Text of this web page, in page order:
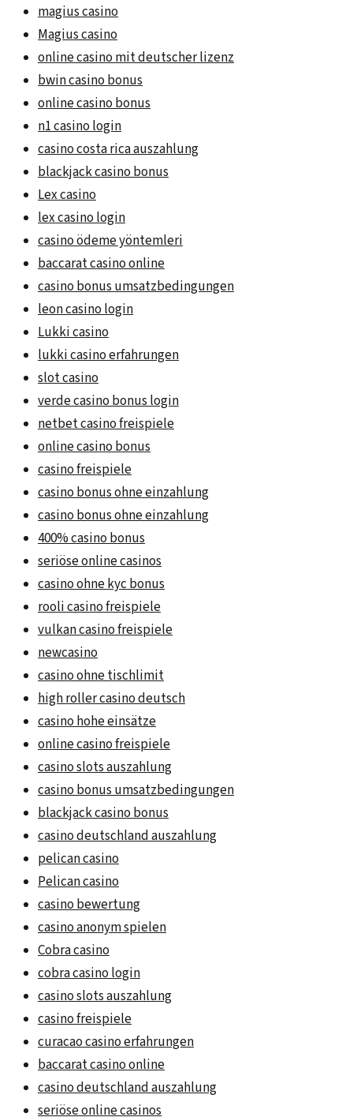
magius casino
Magius casino
online casino mit deutscher lizenz
bwin casino bonus
online casino bonus
n1 casino login
casino costa rica auszahlung
blackjack casino bonus
Lex casino
lex casino login
casino ödeme yöntemleri
baccarat casino online
casino bonus umsatzbedingungen
leon casino login
Lukki casino
lukki casino erfahrungen
slot casino
verde casino bonus login
netbet casino freispiele
online casino bonus
casino freispiele
casino bonus ohne einzahlung
casino bonus ohne einzahlung
400% casino bonus
seriöse online casinos
casino ohne kyc bonus
rooli casino freispiele
vulkan casino freispiele
newcasino
casino ohne tischlimit
high roller casino deutsch
casino hohe einsätze
online casino freispiele
casino slots auszahlung
casino bonus umsatzbedingungen
blackjack casino bonus
casino deutschland auszahlung
pelican casino
Pelican casino
casino bewertung
casino anonym spielen
Cobra casino
cobra casino login
casino slots auszahlung
casino freispiele
curacao casino erfahrungen
baccarat casino online
casino deutschland auszahlung
seriöse online casinos